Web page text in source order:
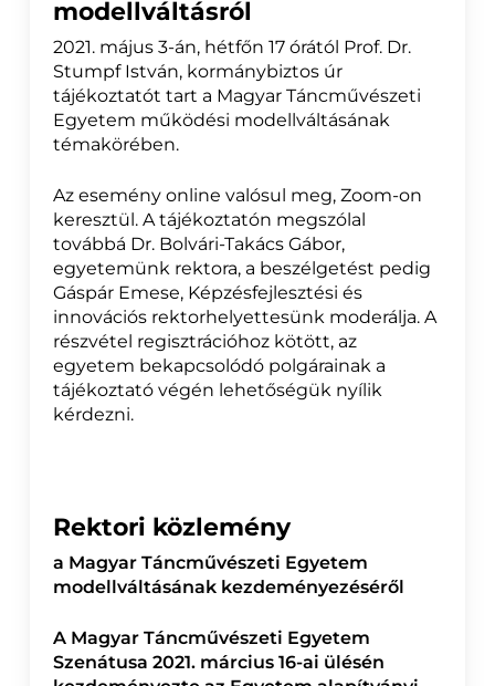
modellváltásról
2021. május 3-án, hétfőn 17 órától Prof. Dr.
Stumpf István, kormánybiztos úr
tájékoztatót tart a Magyar Táncművészeti
Egyetem működési modellváltásának
témakörében.
Az esemény online valósul meg, Zoom-on
keresztül. A tájékoztatón megszólal
továbbá Dr. Bolvári-Takács Gábor,
egyetemünk rektora, a beszélgetést pedig
Gáspár Emese, Képzésfejlesztési és
innovációs rektorhelyettesünk moderálja. A
részvétel regisztrációhoz kötött, az
egyetem bekapcsolódó polgárainak a
tájékoztató végén lehetőségük nyílik
kérdezni.
Rektori közlemény
a Magyar Táncművészeti Egyetem
modellváltásának kezdeményezéséről
A Magyar Táncművészeti Egyetem
Szenátusa 2021. március 16-ai ülésén